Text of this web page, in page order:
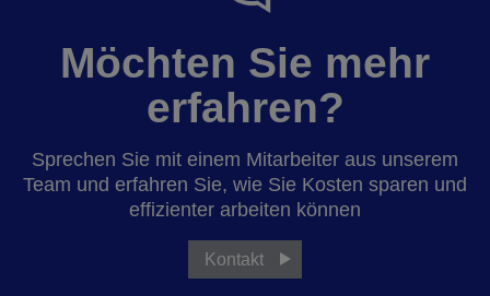
Möchten Sie mehr
erfahren?
Sprechen Sie mit einem Mitarbeiter aus unserem
Team und erfahren Sie, wie Sie Kosten sparen und
effizienter arbeiten können
Kontakt